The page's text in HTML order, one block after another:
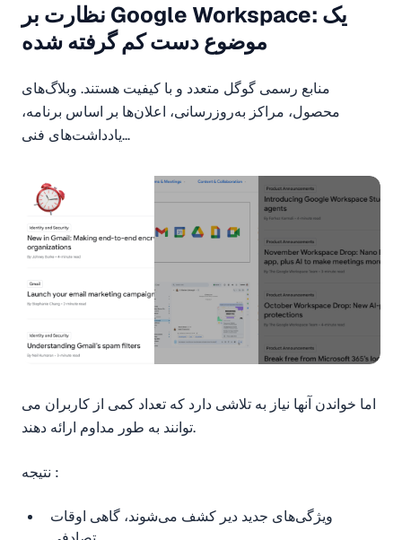
نظارت بر Google Workspace: یک
موضوع دست کم گرفته شده
منابع رسمی گوگل متعدد و با کیفیت هستند. وبلاگ‌های
محصول، مراکز به‌روزرسانی، اعلان‌ها بر اساس برنامه،
یادداشت‌های فنی…
اما خواندن آنها نیاز به تلاشی دارد که تعداد کمی از کاربران می
توانند به طور مداوم ارائه دهند.
نتیجه :
ویژگی‌های جدید دیر کشف می‌شوند، گاهی اوقات